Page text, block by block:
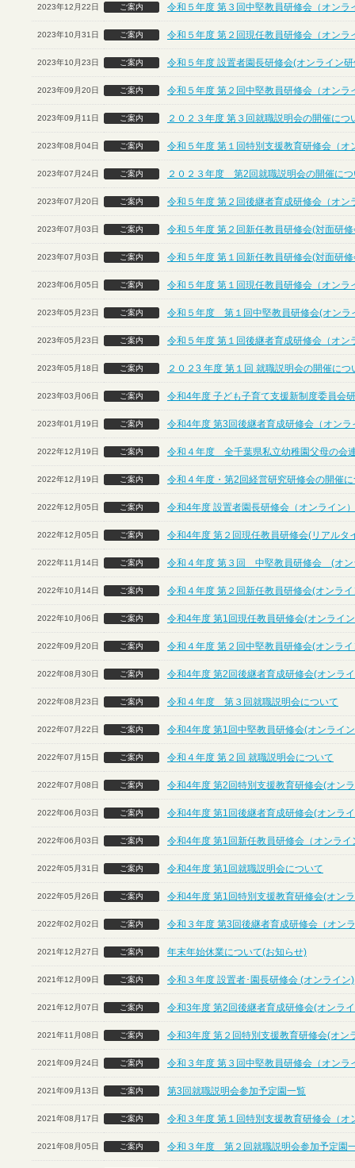
2023年12月22日 ご案内 令和５年度 第３回中堅教員研修会（オンラ
2023年10月31日 ご案内 令和５年度 第２回現任教員研修会（オンラ
2023年10月23日 ご案内 令和５年度 設置者園長研修会(オンライン
2023年09月20日 ご案内 令和５年度 第２回中堅教員研修会（オンラ
2023年09月11日 ご案内 ２０２３年度 第３回就職説明会の開催につ
2023年08月04日 ご案内 令和５年度 第１回特別支援教育研修会（オ
2023年07月24日 ご案内 ２０２３年度 第2回就職説明会の開催に
2023年07月20日 ご案内 令和５年度 第２回後継者育成研修会（オン
2023年07月03日 ご案内 令和５年度 第２回新任教員研修会(対面研
2023年07月03日 ご案内 令和５年度 第１回新任教員研修会(対面研
2023年06月05日 ご案内 令和５年度 第１回現任教員研修会（オンラ
2023年05月23日 ご案内 令和５年度 第１回中堅教員研修会(オンラ
2023年05月23日 ご案内 令和５年度 第１回後継者育成研修会（オン
2023年05月18日 ご案内 ２０２3 年度 第１回 就職説明会の開催につ
2023年03月06日 ご案内 令和4年度 子ども子育て支援新制度委員会
2023年01月19日 ご案内 令和4年度 第3回後継者育成研修会（オンラ
2022年12月19日 ご案内 令和４年度 全千葉県私立幼稚園父母の会
2022年12月19日 ご案内 令和４年度・第2回経営研究研修会の開催
2022年12月05日 ご案内 令和4年度 設置者園長研修会（オンライン）
2022年12月05日 ご案内 令和4年度 第２回現任教員研修会(リアルタ
2022年11月14日 ご案内 令和４年度 第３回 中堅教員研修会 (オン
2022年10月14日 ご案内 令和４年度 第２回新任教員研修会(オンラ
2022年10月06日 ご案内 令和4年度 第1回現任教員研修会(オンライ
2022年09月20日 ご案内 令和４年度 第２回中堅教員研修会(オンラ
2022年08月30日 ご案内 令和4年度 第2回後継者育成研修会(オンラ
2022年08月23日 ご案内 令和４年度 第３回就職説明会について
2022年07月22日 ご案内 令和4年度 第1回中堅教員研修会(オンライ
2022年07月15日 ご案内 令和４年度 第２回 就職説明会について
2022年07月08日 ご案内 令和4年度 第2回特別支援教育研修会(オン
2022年06月03日 ご案内 令和4年度 第1回後継者育成研修会(オンラ
2022年06月03日 ご案内 令和4年度 第1回新任教員研修会（オンライ
2022年05月31日 ご案内 令和4年度 第1回就職説明会について
2022年05月26日 ご案内 令和4年度 第1回特別支援教育研修会(オン
2022年02月02日 ご案内 令和３年度 第3回後継者育成研修会（オン
2021年12月27日 ご案内 年末年始休業について(お知らせ)
2021年12月09日 ご案内 令和３年度 設置者･園長研修会 (オンライン)
2021年12月07日 ご案内 令和3年度 第2回後継者育成研修会(オンラ
2021年11月08日 ご案内 令和3年度 第２回特別支援教育研修会(オン
2021年09月24日 ご案内 令和３年度 第３回中堅教員研修会（オンラ
2021年09月13日 ご案内 第3回就職説明会参加予定園一覧
2021年08月17日 ご案内 令和３年度 第１回特別支援教育研修会（オ
2021年08月05日 ご案内 令和３年度 第２回就職説明会参加予定園